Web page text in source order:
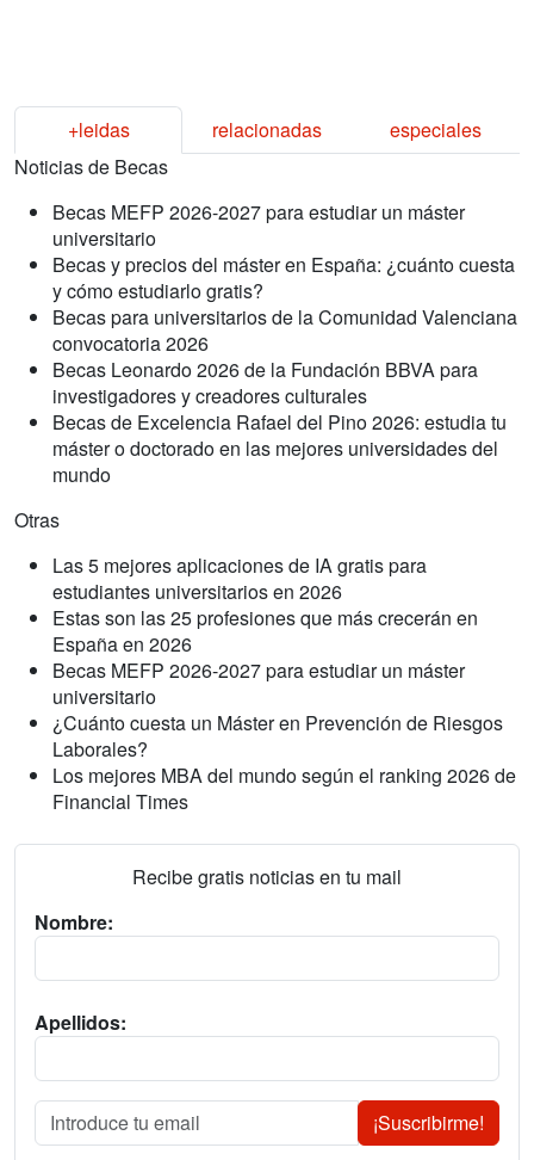
+leidas relacionadas
especiales
Noticias de Becas
Becas MEFP 2026-2027 para estudiar un máster
universitario
Becas y precios del máster en España: ¿cuánto cuesta
y cómo estudiarlo gratis?
Becas para universitarios de la Comunidad Valenciana
convocatoria 2026
Becas Leonardo 2026 de la Fundación BBVA para
investigadores y creadores culturales
Becas de Excelencia Rafael del Pino 2026: estudia tu
máster o doctorado en las mejores universidades del
mundo
Otras
Las 5 mejores aplicaciones de IA gratis para
estudiantes universitarios en 2026
Estas son las 25 profesiones que más crecerán en
España en 2026
Becas MEFP 2026-2027 para estudiar un máster
universitario
¿Cuánto cuesta un Máster en Prevención de Riesgos
Laborales?
Los mejores MBA del mundo según el ranking 2026 de
Financial Times
Recibe gratis noticias en tu mail
Nombre:
Apellidos:
¡Suscribirme!